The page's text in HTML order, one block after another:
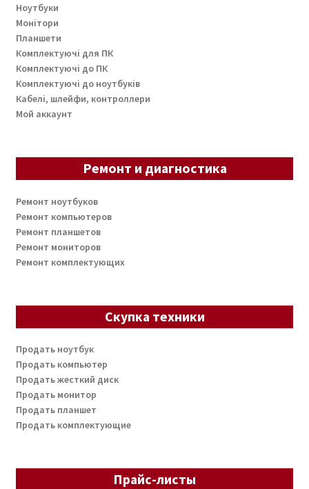
Ноутбуки
Монітори
Планшети
Комплектуючі для ПК
Комплектуючі до ПК
Комплектуючі до ноутбуків
Кабелі, шлейфи, контроллери
Мой аккаунт
Ремонт и диагностика
Ремонт ноутбуков
Ремонт компьютеров
Ремонт планшетов
Ремонт мониторов
Ремонт комплектующих
Скупка техники
Продать ноутбук
Продать компьютер
Продать жесткий диск
Продать монитор
Продать планшет
Продать комплектующие
Прайс-листы